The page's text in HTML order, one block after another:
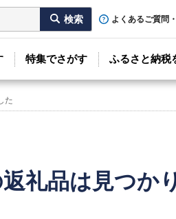
よくあるご質問
特集でさがす ふるさと納税
た
礼品は見つか